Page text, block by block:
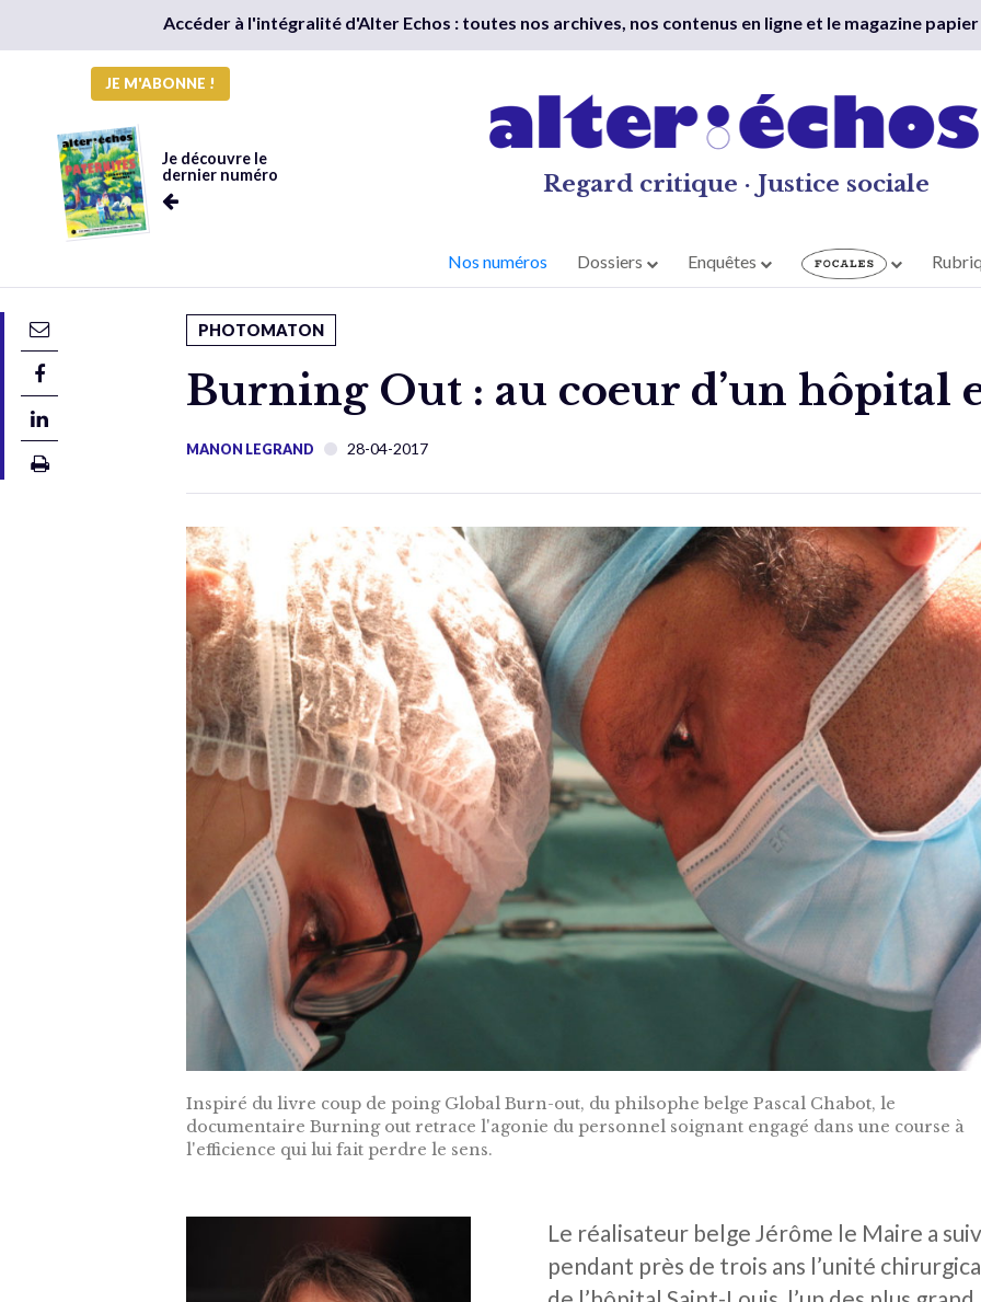
Accéder à l'intégralité d'Alter Echos : toutes nos archives, nos contenus en ligne et le magazine papier
JE M'ABONNE !
Je découvre le
dernier numéro
Regard critique · Justice sociale
Nos numéros Dossiers Enquêtes
PHOTOMATON
Burning Out : au coeur d’un hôpital
MANON LEGRAND 28-04-2017
Inspiré du livre coup de poing Global Burn-out, du philsophe belge Pascal Chabot, le
documentaire Burning out retrace l'agonie du personnel soignant engagé dans une course à
l'efficience qui lui fait perdre le sens.
Le réalisateur belge Jérôme le Maire a
pendant près de trois ans l’unité